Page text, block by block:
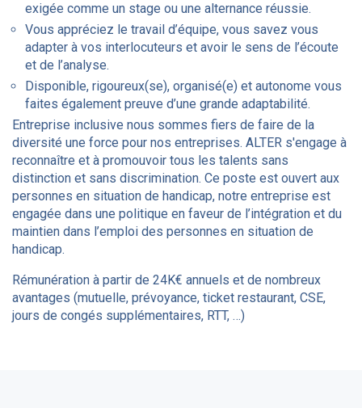
exigée comme un stage ou une alternance réussie.
Vous appréciez le travail d’équipe, vous savez vous
adapter à vos interlocuteurs et avoir le sens de l’écoute
et de l’analyse.
Disponible, rigoureux(se), organisé(e) et autonome vous
faites également preuve d’une grande adaptabilité.
Entreprise inclusive nous sommes fiers de faire de la
diversité une force pour nos entreprises. ALTER s'engage à
reconnaître et à promouvoir tous les talents sans
distinction et sans discrimination. Ce poste est ouvert aux
personnes en situation de handicap, notre entreprise est
engagée dans une politique en faveur de l’intégration et du
maintien dans l’emploi des personnes en situation de
handicap.
Rémunération à partir de 24K€ annuels et de nombreux
avantages (mutuelle, prévoyance, ticket restaurant, CSE,
jours de congés supplémentaires, RTT, …)